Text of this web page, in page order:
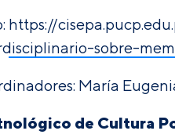
https://
sobre-
María
de Cultura